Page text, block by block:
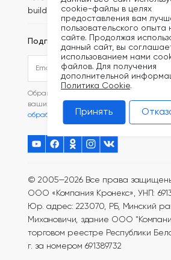
build@kronex-company.by
Подписаться на рассылку
Обращаясь в наш магазин, вы даете
ваших
персональных данных
обработки файлов Cookie
© 2005—2026 Все права
ООО «Компания Кронекс», УНП:
Юр. адрес: 223070, РБ, Минский
Михановичи, здание ООО
торговом реестре Республики
г. за номером 691389732
cookie-файлы в целях
предоставления вам
пользовательского
сайте. Продолжая
данный сайт, вы
использованием нами
файлов. Для получения
дополнительной
Политика Cookie.
Принять